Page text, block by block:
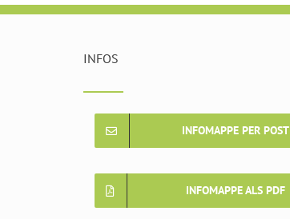
INFOS
INFOMAPPE PER POST
INFOMAPPE ALS PDF